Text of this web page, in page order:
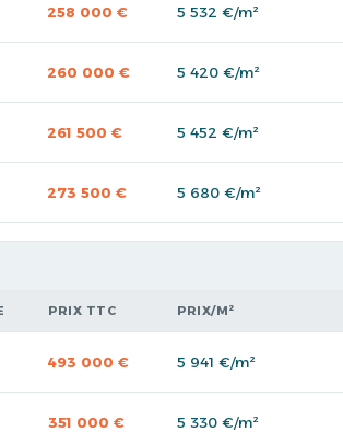
258 000 € 5 532 €/m²
260 000 € 5 420 €/m²
261 500 € 5 452 €/m²
273 500 € 5 680 €/m²
PRIX TTC PRIX/M²
493 000 € 5 941 €/m²
351 000 € 5 330 €/m²